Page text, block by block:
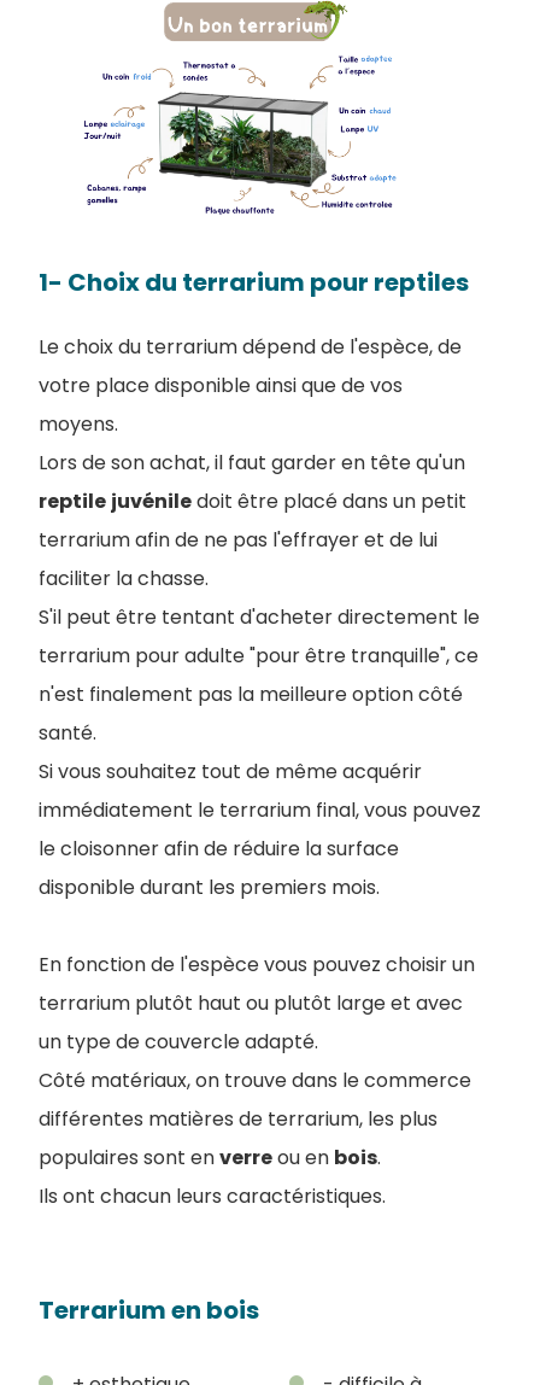
1- Choix du terrarium pour reptiles
Le choix du terrarium dépend de l'espèce, de
votre place disponible ainsi que de vos
moyens.
Lors de son achat, il faut garder en tête qu'un
reptile juvéniledoit être placé dans un petit
terrarium afin de ne pas l'effrayer et de lui
faciliter la chasse.
S'il peut être tentant d'acheter directement le
terrarium pour adulte "pour être tranquille", ce
n'est finalement pas la meilleure option côté
santé.
Si vous souhaitez tout de même acquérir
immédiatement le terrarium final, vous pouvez
le cloisonner afin de réduire la surface
disponible durant les premiers mois.
En fonction de l'espèce vous pouvez choisir un
terrarium plutôt haut ou plutôt large et avec
un type de couvercle adapté.
Côté matériaux, on trouve dans le commerce
différentes matières de terrarium, les plus
populaires sont enverreou en bois.
Ils ont chacun leurs caractéristiques.
Terrarium en bois